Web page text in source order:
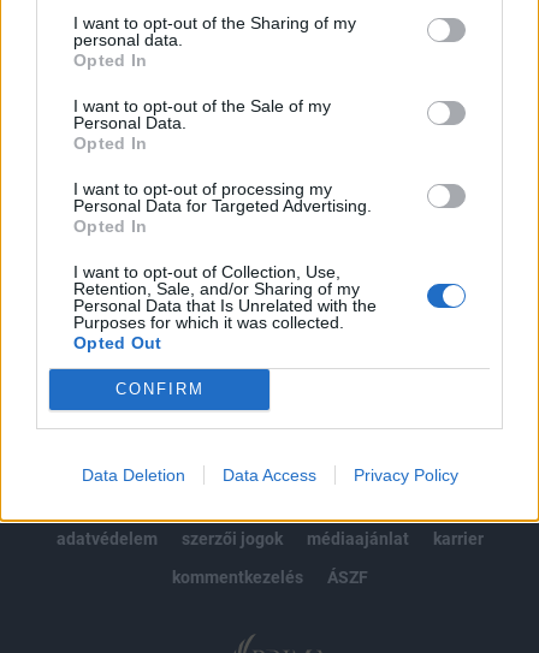
I want to opt-out of the Sharing of my
personal data.
Opted In
I want to opt-out of the Sale of my
Personal Data.
Opted In
I want to opt-out of processing my
Personal Data for Targeted Advertising.
Opted In
I want to opt-out of Collection, Use,
Retention, Sale, and/or Sharing of my
Personal Data that Is Unrelated with the
Purposes for which it was collected.
Opted Out
CONFIRM
Data Deletion Data Access Privacy Policy
Az előfizetés a következőket tartalmazza:
Portfolio.hu teljes cikkarchívum
Kötéslisták: BÉT elmúlt 2 év napon belüli
kötéslistái
Előfizetés
MÁR ELŐFIZETŐNK VAGY?BEJELENTKEZÉS
adatvédelem
szerzői jogok médiaajánlat
karrier
kommentkezelés
ÁSZF